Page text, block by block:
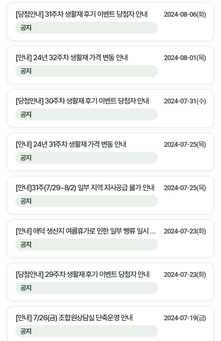
공지
[당첨안내] 31주차 생활재 후기 이벤트 당첨자 안내 2024-08-06(화)
공지
[안내] 24년 32주차 생활재 가격 변동 안내 2024-08-01(목)
공지
[당첨안내] 30주차 생활재 후기 이벤트 당첨자 안내 2024-07-31(수)
공지
[안내] 24년 31주차 생활재 가격 변동 안내 2024-07-25(목)
공지
[안내]31주(7/29~8/2) 일부 지역 자사공급 불가 안내 2024-07-25(목)
공지
[안내] 애덕 생산지 여름휴가로 인한 일부 빵류 일시 공급중단 안내 2024-07-23(화)
공지
[당첨안내] 29주차 생활재 후기 이벤트 당첨자 안내 2024-07-23(화)
공지
[안내] 7/26(금) 조합원상담실 단축운영 안내 2024-07-19(금)